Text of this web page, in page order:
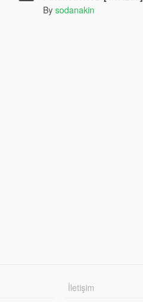
By sodanakin
İletişim